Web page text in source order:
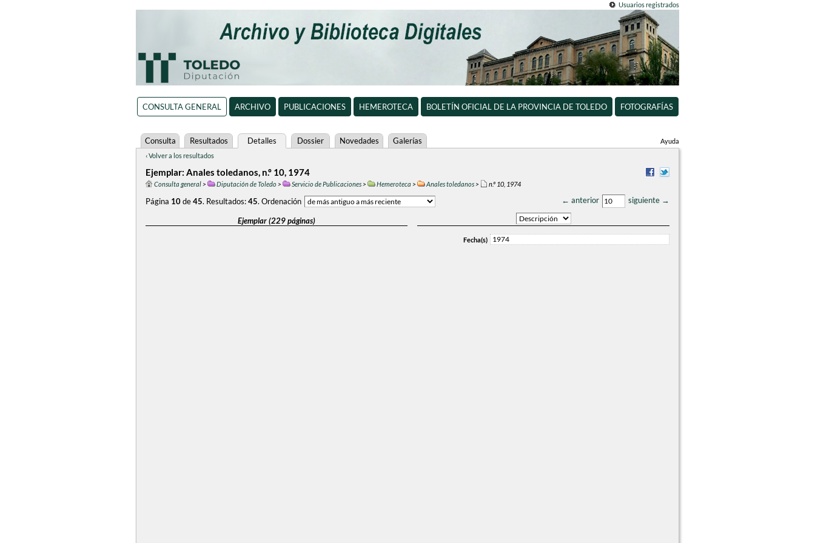
Usuarios registrados
CONSULTA GENERAL ARCHIVO PUBLICACIONES HEMEROTECA BOLETÍN OFICIAL DE LA PROVINCIA DE TOLEDO FOTOGRAFÍAS
Ayuda
Consulta Resultados Detalles Dossier Novedades Galerías
‹ Volver a los resultados
Ejemplar: Anales toledanos, n.º 10, 1974
Consulta general> Diputación de Toledo> Servicio de Publicaciones> Hemeroteca > Anales toledanos> n.º 10, 1974
← anterior siguiente →
Página 10de45. Resultados:45. Ordenación
Ejemplar (229 páginas)
Fecha(s) 1974